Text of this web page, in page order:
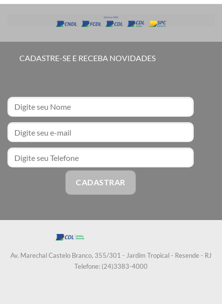
CADASTRE-SE E RECEBA NOVIDADES
Av. Marechal Castelo Branco, 355/301 - Jardim Tropical - Resende - RJ
Telefone: (24)3383-4000